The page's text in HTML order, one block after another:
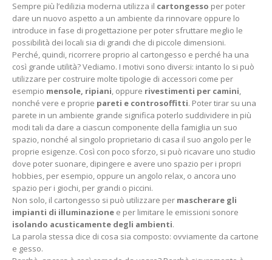
Sempre più l’edilizia moderna utilizza il cartongesso per poter
dare un nuovo aspetto a un ambiente da rinnovare oppure lo
introduce in fase di progettazione per poter sfruttare meglio le
possibilità dei locali sia di grandi che di piccole dimensioni.
Perché, quindi, ricorrere proprio al cartongesso e perché ha una
così grande utilità? Vediamo. I motivi sono diversi: intanto lo si può
utilizzare per costruire molte tipologie di accessori come per
esempio mensole, ripiani, oppure rivestimenti per camini,
nonché vere e proprie pareti e controsoffitti. Poter tirar su una
parete in un ambiente grande significa poterlo suddividere in più
modi tali da dare a ciascun componente della famiglia un suo
spazio, nonché al singolo proprietario di casa il suo angolo per le
proprie esigenze. Così con poco sforzo, si può ricavare uno studio
dove poter suonare, dipingere e avere uno spazio per i propri
hobbies, per esempio, oppure un angolo relax, o ancora uno
spazio per i giochi, per grandi o piccini.
Non solo, il cartongesso si può utilizzare per mascherare gli
impianti di illuminazione e per limitare le emissioni sonore
isolando acusticamente degli ambienti.
La parola stessa dice di cosa sia composto: ovviamente da cartone
e gesso.